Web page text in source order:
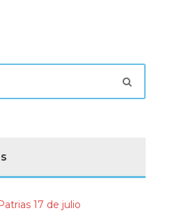
17 de julio